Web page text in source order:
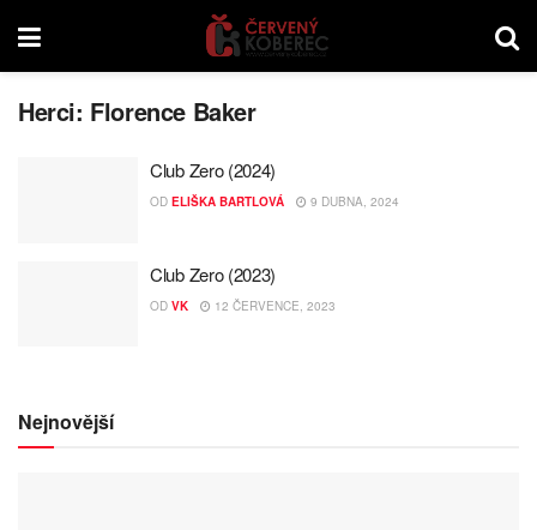
Herci: Florence Baker
Club Zero (2024)
OD ELIŠKA BARTLOVÁ 9 DUBNA, 2024
Club Zero (2023)
OD VK 12 ČERVENCE, 2023
Nejnovější